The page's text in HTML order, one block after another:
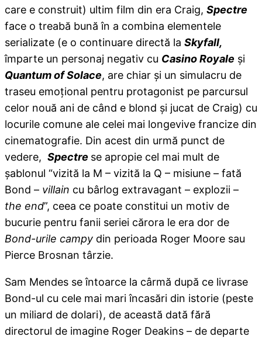
care e construit) ultim film din era Craig, Spectre
face o treabă bună în a combina elementele
serializate (e o continuare directă la Skyfall,
împarte un personaj negativ cu Casino Royale și
Quantum of Solace, are chiar și un simulacru de
traseu emoțional pentru protagonist pe parcursul
celor nouă ani de când e blond și jucat de Craig) cu
locurile comune ale celei mai longevive francize din
cinematografie. Din acest din urmă punct de
vedere, Spectre se apropie cel mai mult de
șablonul “vizită la M – vizită la Q – misiune – fată
Bond – villain cu bârlog extravagant – explozii –
the end”, ceea ce poate constitui un motiv de
bucurie pentru fanii seriei cărora le era dor de
Bond-urile campy din perioada Roger Moore sau
Pierce Brosnan târzie.
Sam Mendes se întoarce la cârmă după ce livrase
Bond-ul cu cele mai mari încasări din istorie (peste
un miliard de dolari), de această dată fără
directorul de imagine Roger Deakins – de departe